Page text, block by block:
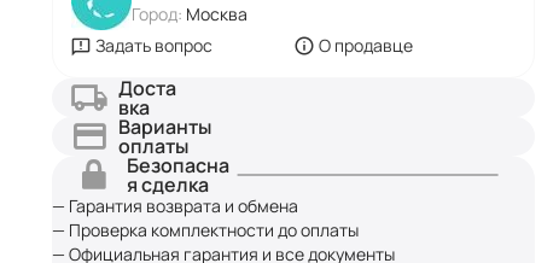
Город: Москва
Задать вопрос
О продавце
Доста
вка
Варианты
оплаты
Безопасна
я сделка
— Гарантия возврата и обмена
— Проверка комплектности до оплаты
— Официальная гарантия и все документы